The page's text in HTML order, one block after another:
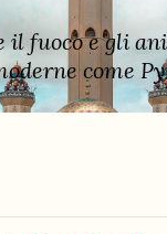
il fuoco e gli
come